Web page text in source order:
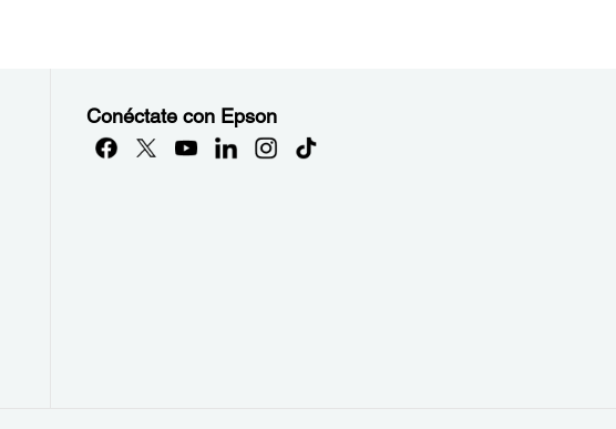
Conéctate con Epson